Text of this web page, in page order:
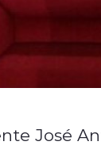
José